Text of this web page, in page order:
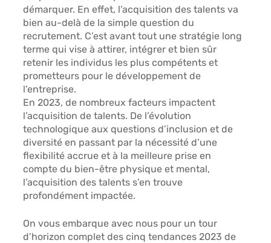
démarquer. En effet, l’acquisition des talents va
bien au-delà de la simple question du
recrutement. C’est avant tout une stratégie long
terme qui vise à attirer, intégrer et bien sûr
retenir les individus les plus compétents et
prometteurs pour le développement de
l’entreprise.
En 2023, de nombreux facteurs impactent
l’acquisition de talents. De l’évolution
technologique aux questions d’inclusion et de
diversité en passant par la nécessité d’une
flexibilité accrue et à la meilleure prise en
compte du bien-être physique et mental,
l’acquisition des talents s’en trouve
profondément impactée.
On vous embarque avec nous pour un tour
d’horizon complet des cinq tendances 2023 de